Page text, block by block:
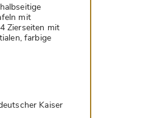
mit
Zierseiten mit
farbige
Kaiser